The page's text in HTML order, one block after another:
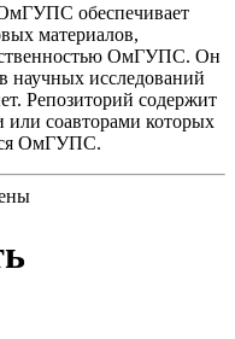
обеспечивает
материалов,
ОмГУПС. Он
научных исследований
Репозиторий содержит
соавторами которых
ОмГУПС.